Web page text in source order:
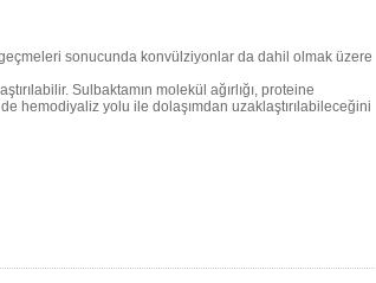
sonucunda konvülziyonlar da dahil olmak üzere
Sulbaktamın molekül ağırlığı, proteine
hemodiyaliz yolu ile dolaşımdan uzaklaştırılabileceğini